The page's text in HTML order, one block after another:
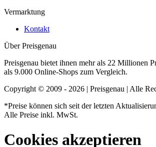
Vermarktung
Kontakt
Über Preisgenau
Preisgenau bietet ihnen mehr als 22 Millionen
als 9.000 Online-Shops zum Vergleich.
Copyright © 2009 - 2026 | Preisgenau | Alle
*Preise können sich seit der letzten
Alle Preise inkl. MwSt.
Cookies akzeptieren